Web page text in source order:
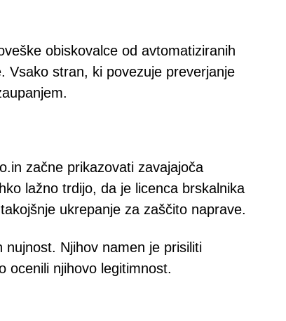
obiskovalce od avtomatiziranih
Vsako stran, ki povezuje preverjanje
začne prikazovati zavajajoča
lažno trdijo, da je licenca brskalnika
ukrepanje za zaščito naprave.
Njihov namen je prisiliti
ocenili njihovo legitimnost.